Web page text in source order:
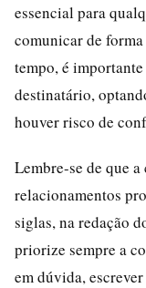
essencial para
comunicar de
tempo, é
destinatário,
houver risco de
Lembre-se de que
relacionamentos
siglas, na redação
priorize sempre a
em dúvida,